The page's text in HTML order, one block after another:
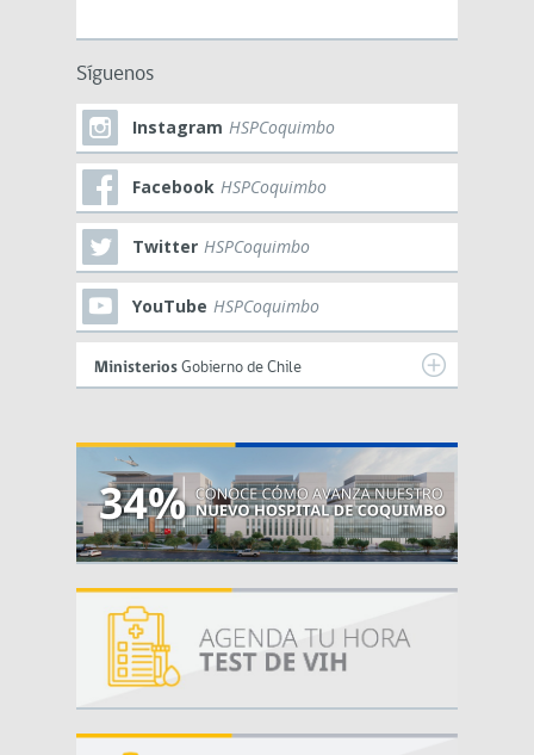
Síguenos
Instagram HSPCoquimbo
Facebook HSPCoquimbo
Twitter HSPCoquimbo
YouTube HSPCoquimbo
Ministerios Gobierno de Chile